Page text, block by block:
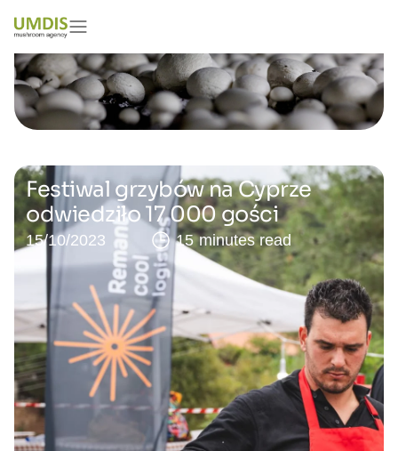
Festiwal grzybów na Cyprze
odwiedziło 17 000 gości
15/10/2023 15 minutes read